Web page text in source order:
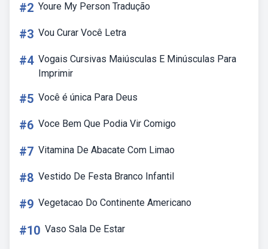
#2 Youre My Person Tradução
#3 Vou Curar Você Letra
#4 Vogais Cursivas Maiúsculas E Minúsculas Para
Imprimir
#5 Você é única Para Deus
#6 Voce Bem Que Podia Vir Comigo
#7 Vitamina De Abacate Com Limao
#8 Vestido De Festa Branco Infantil
#9 Vegetacao Do Continente Americano
#10 Vaso Sala De Estar